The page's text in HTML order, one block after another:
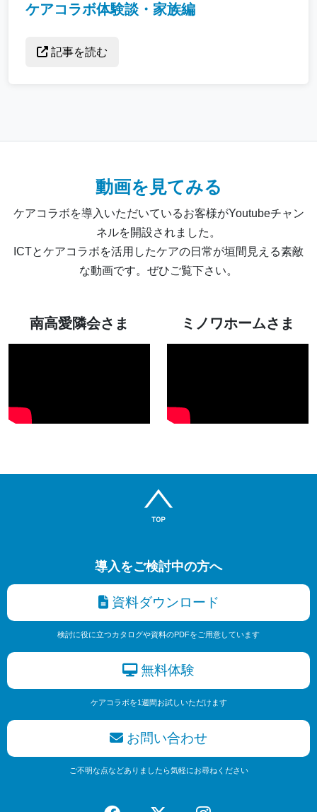
ケアコラボ体験談・家族編
記事を読む
動画を見てみる
ケアコラボを導入いただいているお客様がYoutubeチャン
ネルを開設されました。
ICTとケアコラボを活用したケアの日常が垣間見える素敵
な動画です。ぜひご覧下さい。
南高愛隣会さま ミノワホームさま
導入をご検討中の方へ
資料ダウンロード
検討に役に立つカタログや資料のPDFをご用意しています
無料体験
ケアコラボを1週間お試しいただけます
お問い合わせ
ご不明な点などありましたら気軽にお尋ねください